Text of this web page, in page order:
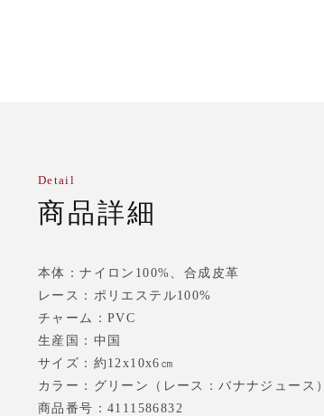
商品詳細
Detail
本体：ナイロン100%、合成皮革
レース：ポリエステル100%
チャーム：PVC
生産国：中国
サイズ：約12x10x6㎝
カラー：グリーン（レース：バナナジュース）
商品番号：4111586832